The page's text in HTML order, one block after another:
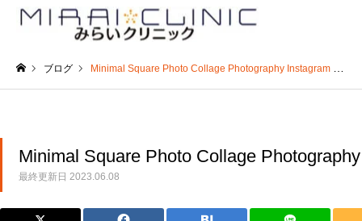
ブログ Minimal Square Photo Collage Photography Instagram Post (1)
Minimal Square Photo Collage
最終更新日 2023.06.08